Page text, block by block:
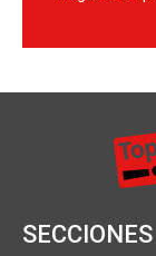
SECCIONES